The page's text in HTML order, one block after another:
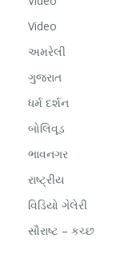
Video
અમરેલી
ગુજરાત
ધર્મ દર્શન
બોલિવૂડ
ભાવનગર
રાષ્ટ્રીય
વિડિયો ગેલેરી
સૌરાષ્ટ – કચ્છ